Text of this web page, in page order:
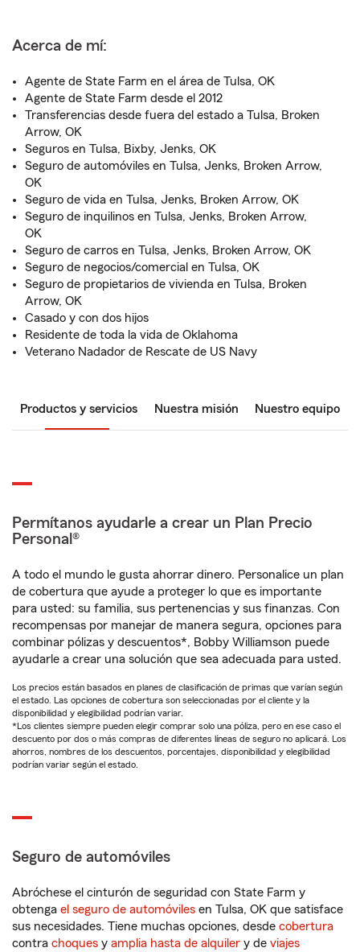
Acerca de mí:
Agente de State Farm en el área de Tulsa, OK
Agente de State Farm desde el 2012
Transferencias desde fuera del estado a Tulsa, Broken
Arrow, OK
Seguros en Tulsa, Bixby, Jenks, OK
Seguro de automóviles en Tulsa, Jenks, Broken Arrow,
OK
Seguro de vida en Tulsa, Jenks, Broken Arrow, OK
Seguro de inquilinos en Tulsa, Jenks, Broken Arrow,
OK
Seguro de carros en Tulsa, Jenks, Broken Arrow, OK
Seguro de negocios/comercial en Tulsa, OK
Seguro de propietarios de vivienda en Tulsa, Broken
Arrow, OK
Casado y con dos hijos
Residente de toda la vida de Oklahoma
Veterano Nadador de Rescate de US Navy
Productos y servicios Nuestra misión Nuestro equipo
Permítanos ayudarle a crear un Plan Precio
Personal®
A todo el mundo le gusta ahorrar dinero. Personalice un plan
de cobertura que ayude a proteger lo que es importante
para usted: su familia, sus pertenencias y sus finanzas. Con
recompensas por manejar de manera segura, opciones para
combinar pólizas y descuentos*, Bobby Williamson puede
ayudarle a crear una solución que sea adecuada para usted.
Los precios están basados en planes de clasificación de primas que varían según
el estado. Las opciones de cobertura son seleccionadas por el cliente y la
disponibilidad y elegibilidad podrían variar.
*Los clientes siempre pueden elegir comprar solo una póliza, pero en ese caso el
descuento por dos o más compras de diferentes líneas de seguro no aplicará. Los
ahorros, nombres de los descuentos, porcentajes, disponibilidad y elegibilidad
podrían variar según el estado.
Seguro de automóviles
Abróchese el cinturón de seguridad con State Farm y
obtenga el seguro de automóviles en Tulsa, OK que satisface
sus necesidades. Tiene muchas opciones, desde cobertura
contra choques y amplia hasta de alquiler y de viajes